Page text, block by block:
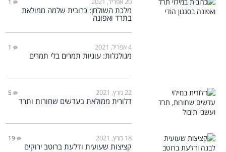
1
מלכת השולחן: כרובית שלמה ממולאת
בתרד ואפונה
4 אפריל, 2021 1
מגולגלות: עוגיות תמרים בלי תמרים
22 מרץ, 2021 5
דלורית ממולאת בעדשים שחורות ותרד
18 מרץ, 2021 19
קציצות שעועית ודלעת ברוטב ירוקים